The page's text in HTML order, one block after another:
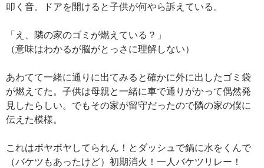
叩く音。ドアを開けると子供が何やら訴えている。
「え、隣の家のゴミが燃えている？」
（意味はわかるが脳がとっさに理解しない）
あわてて一緒に通りに出てみると確かに外に出したゴミ袋
が燃えてた。子供は母親と一緒に車で通りがかって偶然発
見したらしい。でもその家が留守だったので隣の家の僕に
伝えた模様。
これはボヤボヤしてられん！とダッシュで鍋に水をくんで
（バケツもあったけど）初期消火！一人バケツリレー！